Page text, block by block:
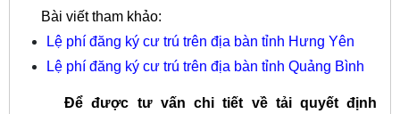
Bài viết tham khảo:
Lệ phí đăng ký cư trú trên địa bàn tỉnh Hưng Yên
Lệ phí đăng ký cư trú trên địa bàn tỉnh Quảng Bình
Để được tư vấn chi tiết về tải quyết định